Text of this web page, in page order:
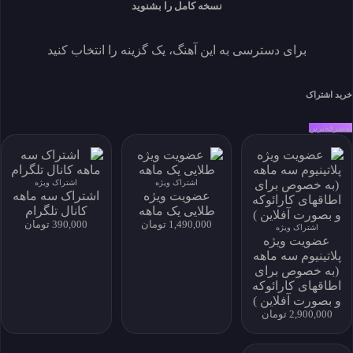
حساب کاربری من
My Subscriptions
download history
my download
پروفایل و دانلود
پروفایل و دانلود
نماد اعتماد الکترونیکی
نسخه کامل را بشنوید
برای دسترسی به این آهنگ، یک گزینه را انتخاب کنید
خرید اشتراک
به‌صرفه‌ترین
اشتراک ویژه
عضویت ویژه
پلاتینیوم سه ماهه
(به خصوص برای
اطاقهای کارائوکه
و بصورت آفلاین )
2,900,000 تومان
اشتراک ویژه
عضویت ویژه
طلایی یک ماهه
1,490,000 تومان
اشتراک ویژه
اشتراک سه ماهه
کانال تلگرام
390,000 تومان